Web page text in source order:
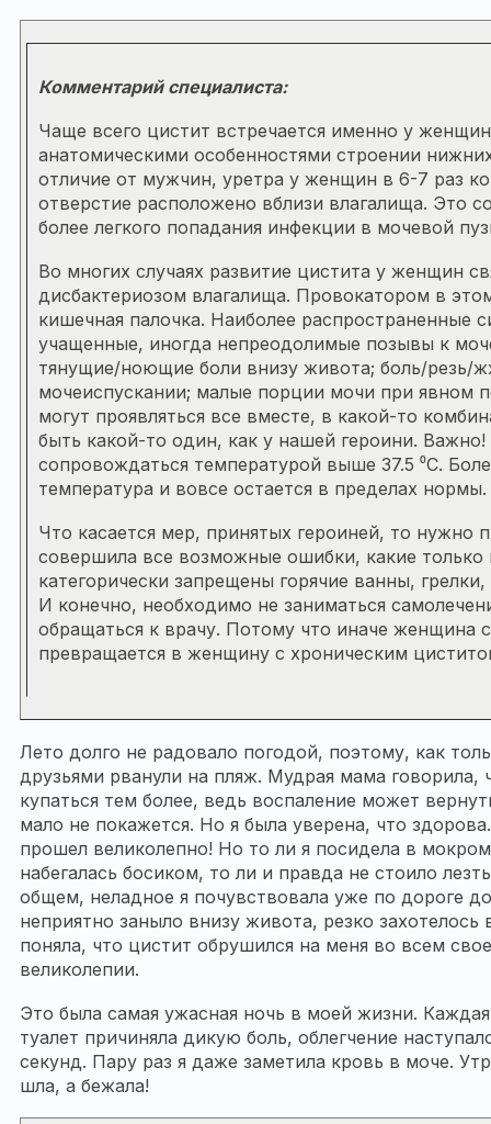
Комментарий специалиста:
Чаще всего цистит встречается именно у
анатомическими особенностями строении
отличие от мужчин, уретра у женщин в 6-7 раз
отверстие расположено вблизи влагалища. Это
более легкого попадания инфекции в мочевой
Во многих случаях развитие цистита у женщин
дисбактериозом влагалища. Провокатором в
кишечная палочка. Наиболее распространенные
учащенные, иногда непреодолимые позывы к
тянущие/ноющие боли внизу живота; боль/резь/
мочеиспускании; малые порции мочи при явном
могут проявляться все вместе, в какой-то
быть какой-то один, как у нашей героини.
сопровождаться температурой выше 37.5 ⁰С.
температура и вовсе остается в пределах нормы.
Что касается мер, принятых героиней, то нужно
совершила все возможные ошибки, какие только
категорически запрещены горячие ванны,
И конечно, необходимо не заниматься
обращаться к врачу. Потому что иначе женщина
превращается в женщину с хроническим
Лето долго не радовало погодой, поэтому, как
друзьями рванули на пляж. Мудрая мама говорила,
купаться тем более, ведь воспаление может
мало не покажется. Но я была уверена, что
прошел великолепно! Но то ли я посидела в
набегалась босиком, то ли и правда не стоило
общем, неладное я почувствовала уже по дороге
неприятно заныло внизу живота, резко захотелось
поняла, что цистит обрушился на меня во всем
великолепии.
Это была самая ужасная ночь в моей жизни.
туалет причиняла дикую боль, облегчение
секунд. Пару раз я даже заметила кровь в моче.
шла, а бежала!